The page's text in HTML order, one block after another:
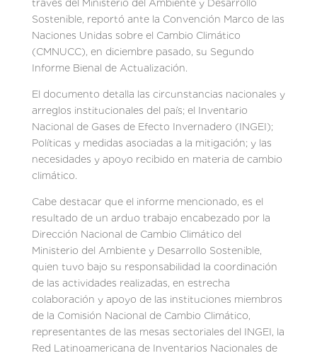
través del Ministerio del Ambiente y Desarrollo
Sostenible, reportó ante la Convención Marco de las
Naciones Unidas sobre el Cambio Climático
(CMNUCC), en diciembre pasado, su Segundo
Informe Bienal de Actualización.
El documento detalla las circunstancias nacionales y
arreglos institucionales del país; el Inventario
Nacional de Gases de Efecto Invernadero (INGEI);
Políticas y medidas asociadas a la mitigación; y las
necesidades y apoyo recibido en materia de cambio
climático.
Cabe destacar que el informe mencionado, es el
resultado de un arduo trabajo encabezado por la
Dirección Nacional de Cambio Climático del
Ministerio del Ambiente y Desarrollo Sostenible,
quien tuvo bajo su responsabilidad la coordinación
de las actividades realizadas, en estrecha
colaboración y apoyo de las instituciones miembros
de la Comisión Nacional de Cambio Climático,
representantes de las mesas sectoriales del INGEI, la
Red Latinoamericana de Inventarios Nacionales de